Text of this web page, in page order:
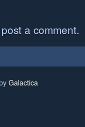
a comment.
Galactica